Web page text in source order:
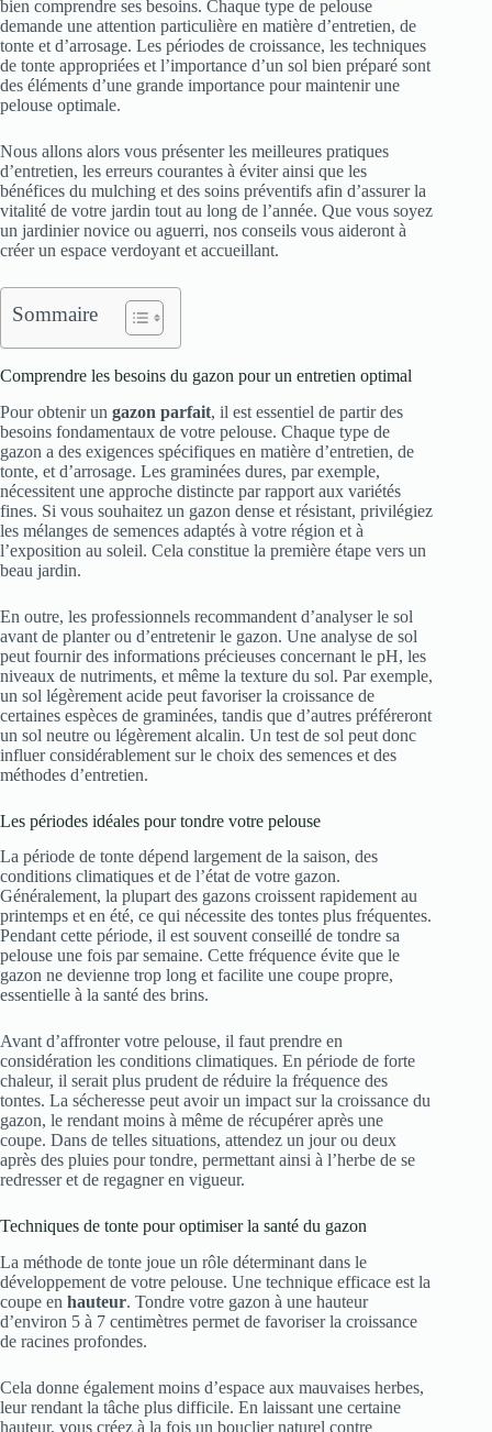
bien comprendre ses besoins. Chaque type de pelouse
demande une attention particulière en matière d’entretien, de
tonte et d’arrosage. Les périodes de croissance, les techniques
de tonte appropriées et l’importance d’un sol bien préparé sont
des éléments d’une grande importance pour maintenir une
pelouse optimale.
Nous allons alors vous présenter les meilleures pratiques
d’entretien, les erreurs courantes à éviter ainsi que les
bénéfices du mulching et des soins préventifs afin d’assurer la
vitalité de votre jardin tout au long de l’année. Que vous soyez
un jardinier novice ou aguerri, nos conseils vous aideront à
créer un espace verdoyant et accueillant.
Sommaire
Comprendre les besoins du gazon pour un entretien optimal
Pour obtenir un gazon parfait, il est essentiel de partir des
besoins fondamentaux de votre pelouse. Chaque type de
gazon a des exigences spécifiques en matière d’entretien, de
tonte, et d’arrosage. Les graminées dures, par exemple,
nécessitent une approche distincte par rapport aux variétés
fines. Si vous souhaitez un gazon dense et résistant, privilégiez
les mélanges de semences adaptés à votre région et à
l’exposition au soleil. Cela constitue la première étape vers un
beau jardin.
En outre, les professionnels recommandent d’analyser le sol
avant de planter ou d’entretenir le gazon. Une analyse de sol
peut fournir des informations précieuses concernant le pH, les
niveaux de nutriments, et même la texture du sol. Par exemple,
un sol légèrement acide peut favoriser la croissance de
certaines espèces de graminées, tandis que d’autres préféreront
un sol neutre ou légèrement alcalin. Un test de sol peut donc
influer considérablement sur le choix des semences et des
méthodes d’entretien.
Les périodes idéales pour tondre votre pelouse
La période de tonte dépend largement de la saison, des
conditions climatiques et de l’état de votre gazon.
Généralement, la plupart des gazons croissent rapidement au
printemps et en été, ce qui nécessite des tontes plus fréquentes.
Pendant cette période, il est souvent conseillé de tondre sa
pelouse une fois par semaine. Cette fréquence évite que le
gazon ne devienne trop long et facilite une coupe propre,
essentielle à la santé des brins.
Avant d’affronter votre pelouse, il faut prendre en
considération les conditions climatiques. En période de forte
chaleur, il serait plus prudent de réduire la fréquence des
tontes. La sécheresse peut avoir un impact sur la croissance du
gazon, le rendant moins à même de récupérer après une
coupe. Dans de telles situations, attendez un jour ou deux
après des pluies pour tondre, permettant ainsi à l’herbe de se
redresser et de regagner en vigueur.
Techniques de tonte pour optimiser la santé du gazon
La méthode de tonte joue un rôle déterminant dans le
développement de votre pelouse. Une technique efficace est la
coupe en hauteur. Tondre votre gazon à une hauteur
d’environ 5 à 7 centimètres permet de favoriser la croissance
de racines profondes.
Cela donne également moins d’espace aux mauvaises herbes,
leur rendant la tâche plus difficile. En laissant une certaine
hauteur, vous créez à la fois un bouclier naturel contre